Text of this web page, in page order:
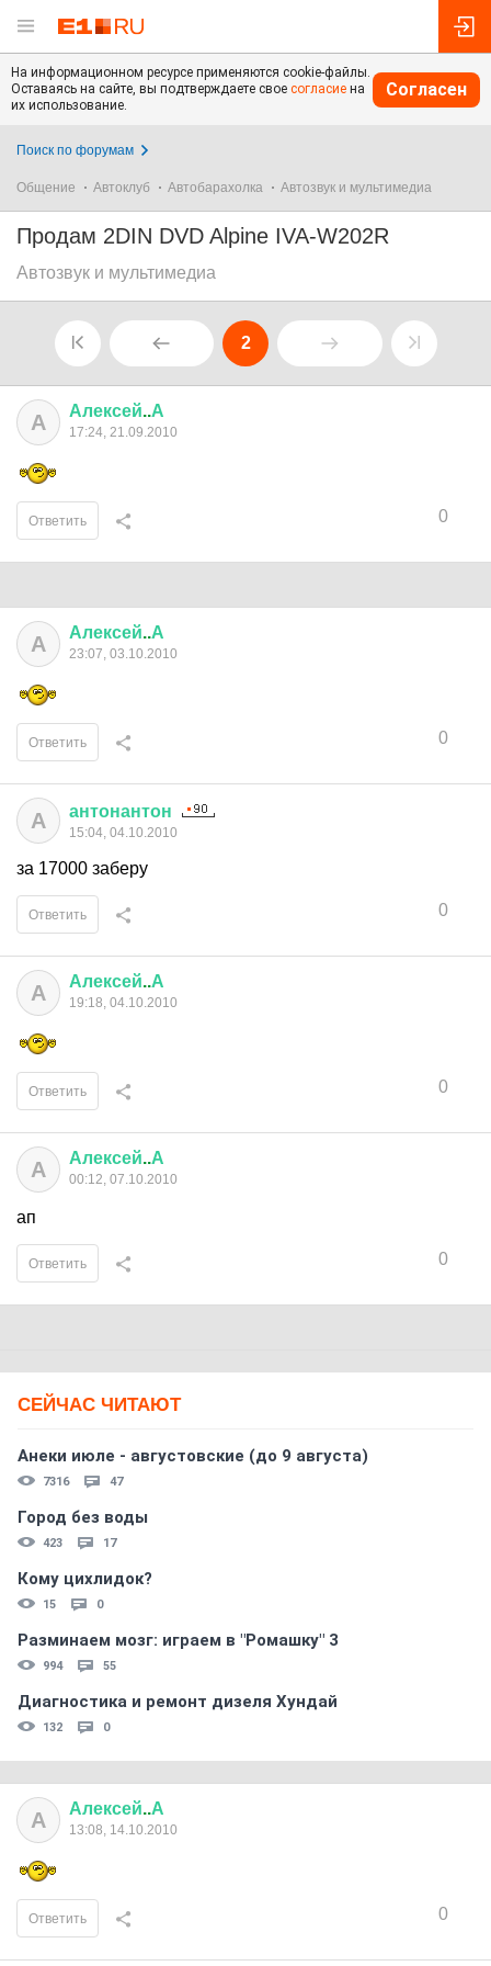
На информационном ресурсе применяются cookie-файлы.
Оставаясь на сайте, вы подтверждаете свое согласие на
их использование.
Согласен
Поиск по форумам
Общение Автоклуб Автобарахолка Автозвук и мультимедиа
Продам 2DIN DVD Alpine IVA-W202R
Автозвук и мультимедиа
2
А Алексей..А
17:24, 21.09.2010
0
Ответить
А Алексей..А
23:07, 03.10.2010
0
Ответить
А антонантон
15:04, 04.10.2010
за 17000 заберу
0
Ответить
А Алексей..А
19:18, 04.10.2010
0
Ответить
А Алексей..А
00:12, 07.10.2010
ап
0
Ответить
СЕЙЧАС ЧИТАЮТ
Анеки июле - августовские (до 9 августа)
7316 47
Город без воды
423 17
Кому цихлидок?
15 0
Разминаем мозг: играем в "Ромашку" 3
994 55
Диагностика и ремонт дизеля Хундай
132 0
А Алексей..А
13:08, 14.10.2010
0
Ответить